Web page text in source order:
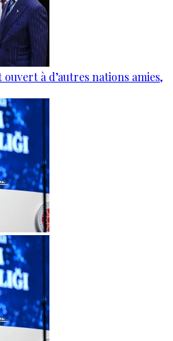
à d’autres nations amies,